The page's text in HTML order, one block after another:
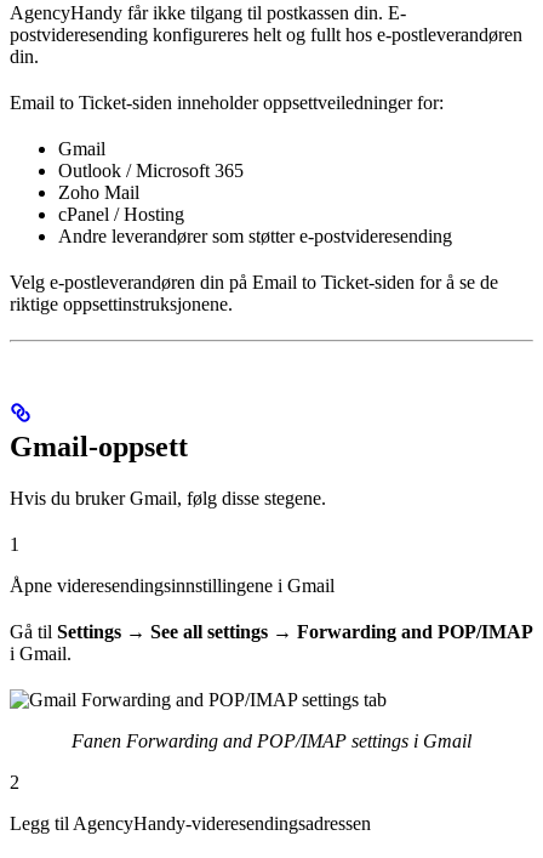
AgencyHandy får ikke tilgang til postkassen din. E-
postvideresending konfigureres helt og fullt hos e-postleverandøren
din.
Email to Ticket-siden inneholder oppsettveiledninger for:
Gmail
Outlook / Microsoft 365
Zoho Mail
cPanel / Hosting
Andre leverandører som støtter e-postvideresending
Velg e-postleverandøren din på Email to Ticket-siden for å se de
riktige oppsettinstruksjonene.
Gmail-oppsett
Hvis du bruker Gmail, følg disse stegene.
1
Åpne videresendingsinnstillingene i Gmail
Gå til Settings → See all settings → Forwarding and POP/IMAP
i Gmail.
Fanen Forwarding and POP/IMAP settings i Gmail
2
Legg til AgencyHandy-videresendingsadressen